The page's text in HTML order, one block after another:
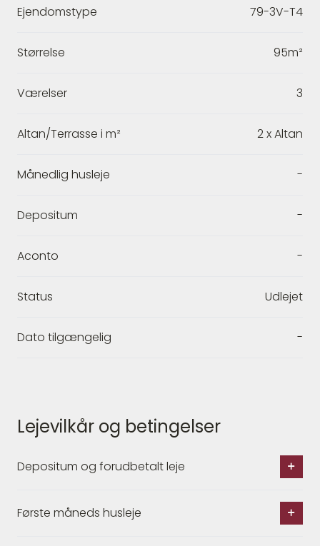
Ejendomstype 79-3V-T4
Størrelse 95m²
Værelser 3
Altan/Terrasse i m² 2 x Altan
Månedlig husleje -
Depositum -
Aconto -
Status Udlejet
Dato tilgængelig -
Lejevilkår og betingelser
Depositum og forudbetalt leje
Første måneds husleje